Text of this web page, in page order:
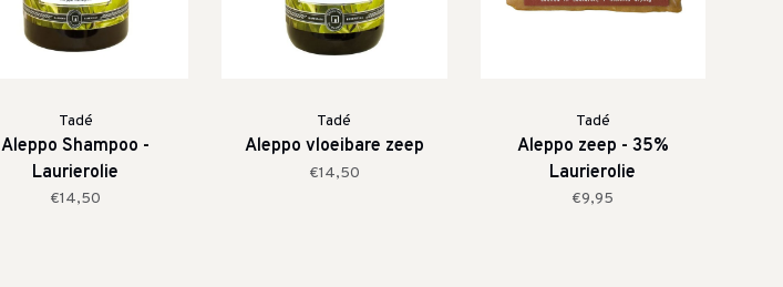
Tadé
Aleppo Shampoo -
Laurierolie
€14,50
Tadé
Aleppo vloeibare zeep
€14,50
Tadé
Aleppo zeep - 35%
Laurierolie
€9,95